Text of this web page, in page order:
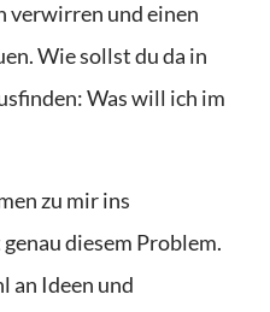
verwirren und einen
Wie sollst du da in
Was will ich im
zu mir ins
diesem Problem.
an Ideen und